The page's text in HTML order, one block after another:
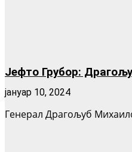
Јефто Грубор:
јануар 10, 2024
Генерал Драгољуб